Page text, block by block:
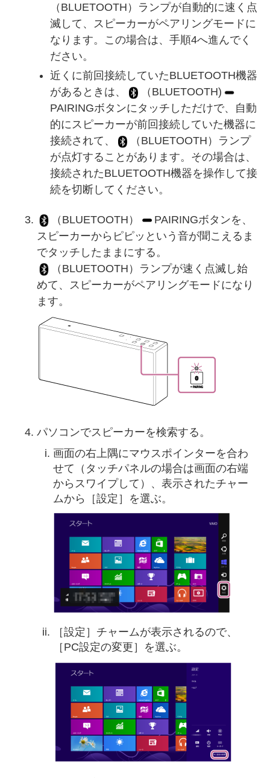
（BLUETOOTH）ランプが自動的に速く点
滅して、スピーカーがペアリングモードに
なります。この場合は、手順4へ進んでく
ださい。
近くに前回接続していたBLUETOOTH機器
があるときは、
（BLUETOOTH)
PAIRINGボタンにタッチしただけで、自動
的にスピーカーが前回接続していた機器に
接続されて、
（BLUETOOTH）ランプ
が点灯することがあります。その場合は、
接続されたBLUETOOTH機器を操作して接
続を切断してください。
（BLUETOOTH）
PAIRINGボタンを、
スピーカーからピピッという音が聞こえるま
でタッチしたままにする。
（BLUETOOTH）ランプが速く点滅し始
めて、スピーカーがペアリングモードになり
ます。
パソコンでスピーカーを検索する。
画面の右上隅にマウスポインターを合わ
せて（タッチパネルの場合は画面の右端
からスワイプして）、表示されたチャー
ムから［設定］を選ぶ。
［設定］チャームが表示されるので、
［PC設定の変更］を選ぶ。